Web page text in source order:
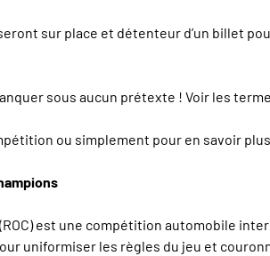
sur place et détenteur d’un billet
sous aucun prétexte ! Voir les
ou simplement pour en savoir
(ROC) est une compétition automobile
uniformiser les règles du jeu et